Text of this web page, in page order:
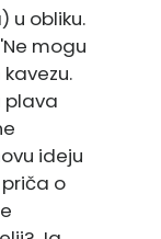
u obliku.
mogu
plava
ideju
o